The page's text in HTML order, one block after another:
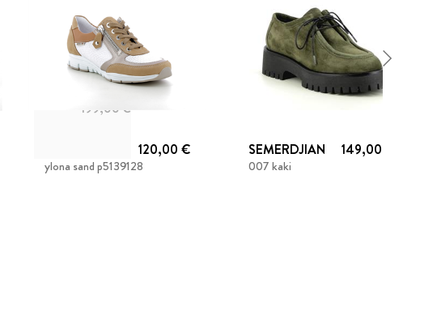
199,00 €
120,00 €
ylona sand p5139128
SEMERDJIAN 149,00 €
007 kaki